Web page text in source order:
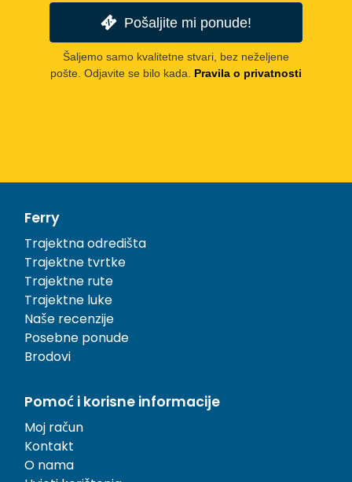
Pošaljite mi ponude!
Šaljemo samo kvalitetne stvari, bez neželjene
pošte. Odjavite se bilo kada. Pravila o privatnosti
Ferry
Trajektna odredišta
Trajektne tvrtke
Trajektne rute
Trajektne luke
Naše recenzije
Posebne ponude
Brodovi
Pomoć i korisne informacije
Moj račun
Kontakt
O nama